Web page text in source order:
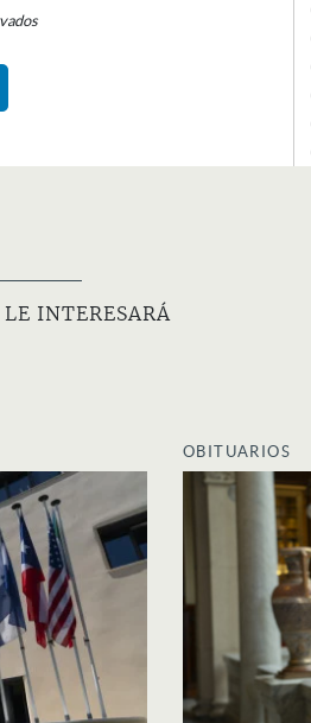
INTERESARÁ
OBITUARIOS